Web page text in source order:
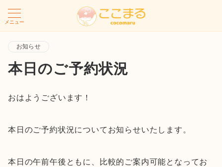
メニュー
お知らせ
本日のご予約状況
おはようございます！
本日のご予約状況についてお知らせいたします。
本日の午前午後ともに、比較的ご案内可能となってお